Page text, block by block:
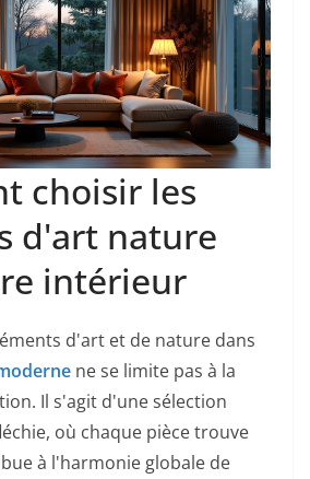
choisir les
d'art nature
intérieur
d'art et de nature dans
ne se limite pas à la
Il s'agit d'une sélection
où chaque pièce trouve
à l'harmonie globale de